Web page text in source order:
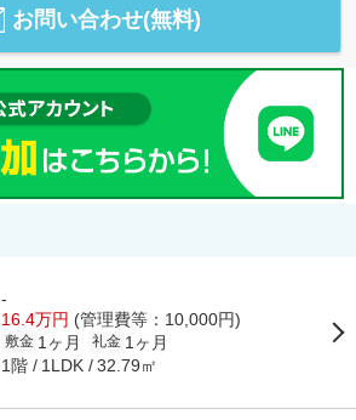
お問い合わせ(無料)
-
16.4万円 (管理費等：10,000円)
敷金 1ヶ月 礼金 1ヶ月
1階 1LDK 32.79㎡